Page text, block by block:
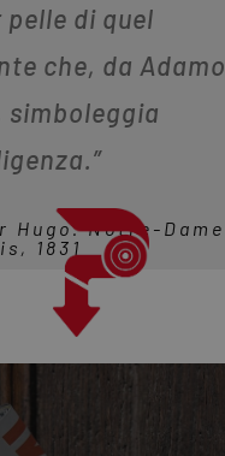
di quel
che, da Adamo
simboleggia
Hugo. Notre-Dame
1831